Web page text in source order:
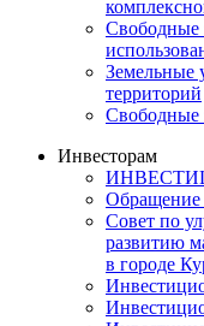
Свободные
Земельные
территорий
Свободные
Инвесторам
Обращение
Совет по
развитию
в городе